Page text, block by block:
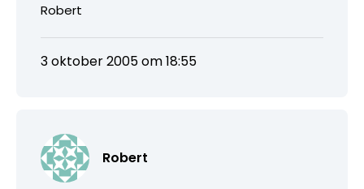
Robert
3 oktober 2005 om 18:55
Robert